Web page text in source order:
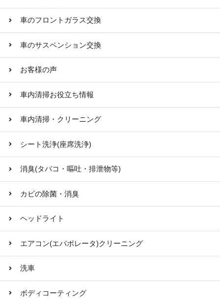
車のフロントガラス交換
車のサスペンション交換
お客様の声
車内清掃お役立ち情報
車内清掃・クリーニング
シート洗浄(座席洗浄)
消臭(タバコ・嘔吐・排泄物等)
カビの除菌・消臭
ヘッドライト
エアコン(エバポレータ)クリーニング
洗車
ボディコーティング